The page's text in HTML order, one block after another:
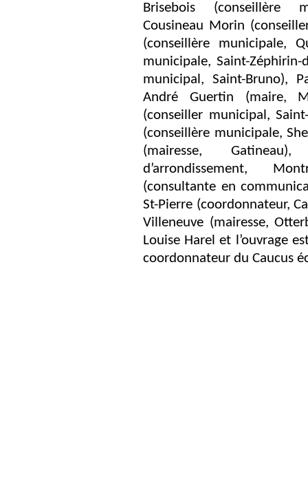
Brisebois (conseillère
Cousineau Morin
(conseillère municipale,
municipale, Saint-
municipal, Saint-Bruno),
André Guertin (maire,
(conseiller municipal,
(conseillère municipale,
(mairesse,
d’arrondissement,
(consultante en
St-Pierre (coordonnateur,
Villeneuve (mairesse,
Louise Harel et l’ouvrage
coordonnateur du Caucus